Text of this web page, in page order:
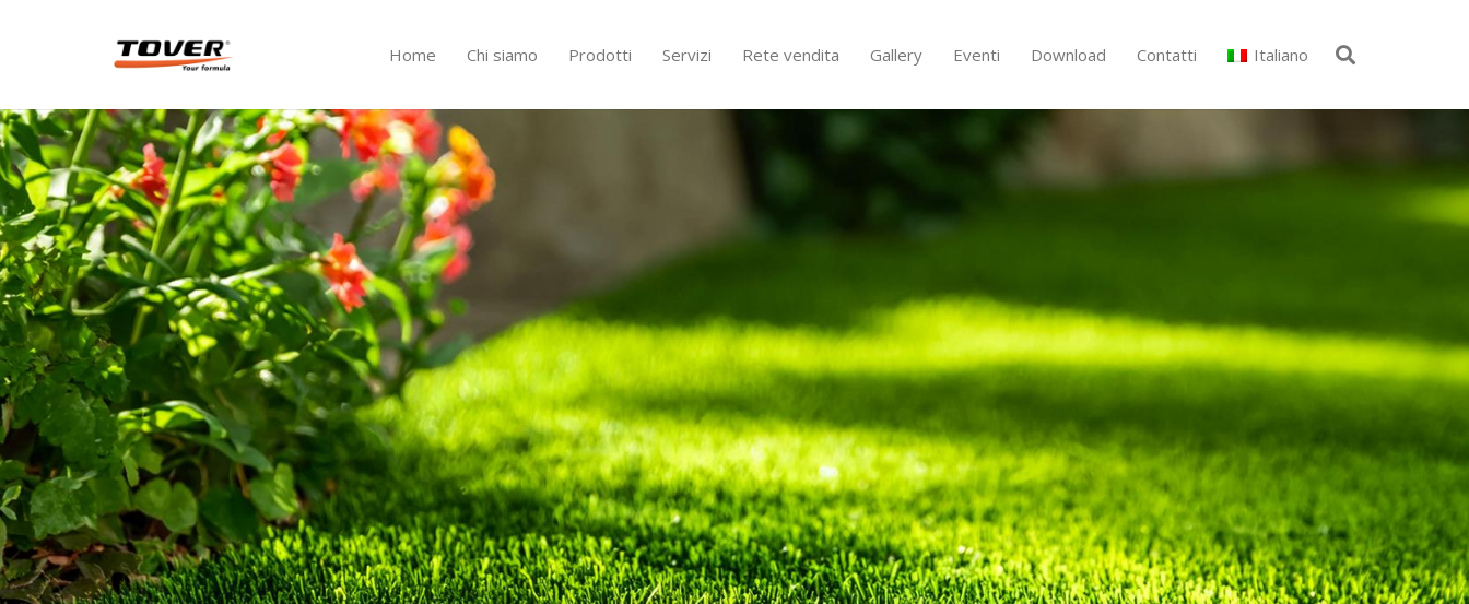
Home Chi siamo Prodotti Servizi Rete vendita Gallery Eventi Download Contatti Italiano